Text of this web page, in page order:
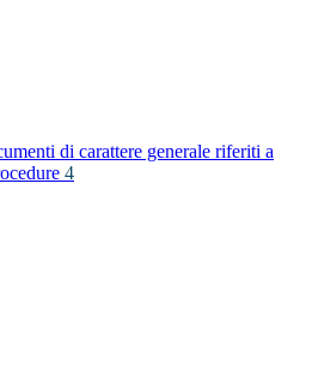
di carattere generale riferiti a
4